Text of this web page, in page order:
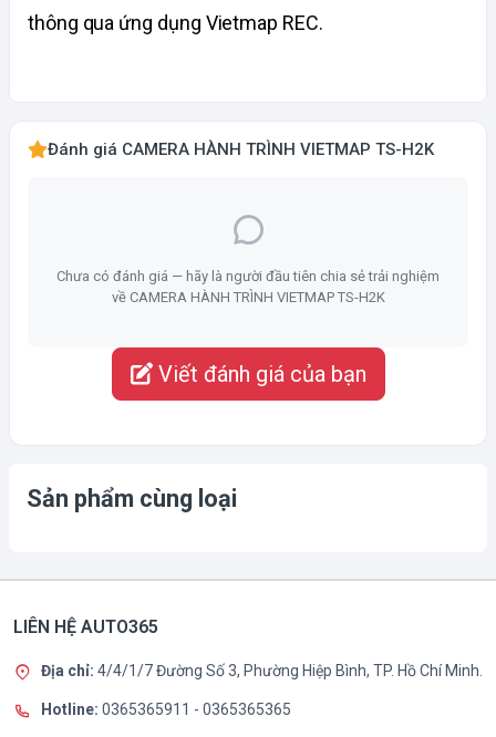
thông qua ứng dụng Vietmap REC.
Đánh giá CAMERA HÀNH TRÌNH VIETMAP TS-H2K
Chưa có đánh giá — hãy là người đầu tiên chia sẻ trải nghiệm
về CAMERA HÀNH TRÌNH VIETMAP TS-H2K
Viết đánh giá của bạn
Sản phẩm cùng loại
LIÊN HỆ AUTO365
Địa chỉ: 4/4/1/7 Đường Số 3, Phường Hiệp Bình, TP. Hồ Chí Minh.
Hotline: 0365365911 - 0365365365